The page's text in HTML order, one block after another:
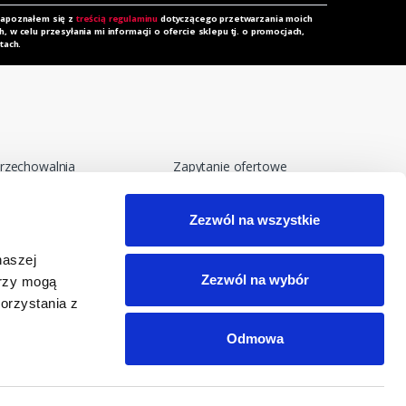
mogą
z
Zezwól na wszystkie
Zezwól na wybór
Odmowa
się z treścią regulaminu dotyczącego przetwarzania moich
w celu przesyłania mi informacji o ofercie sklepu tj. o promocjach,
Reklamacja
Zapytanie ofertowe
Do pobrania
Polityka prywatności i